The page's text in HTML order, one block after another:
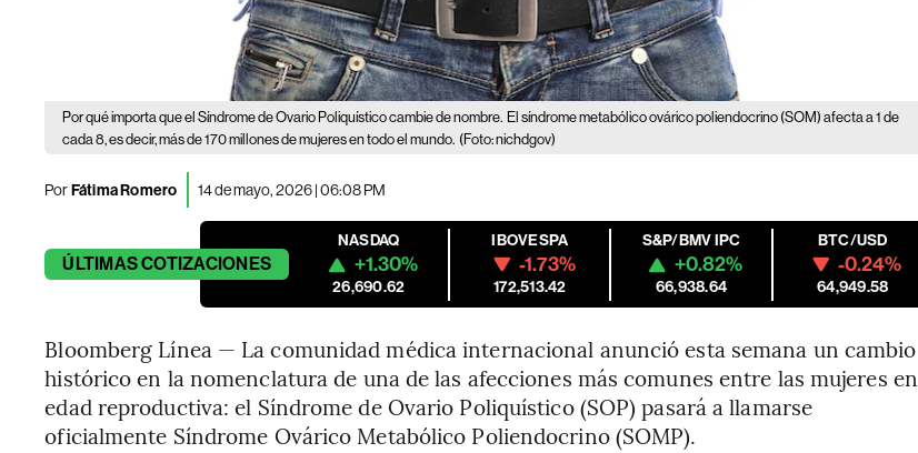
Por qué importa que el Síndrome de Ovario Poliquístico cambie de nombre. El síndrome metabólico ovárico poliendocrino (SOM) afecta a 1 de
cada 8, es decir, más de 170 millones de mujeres en todo el mundo. (Foto: nichdgov)
PorFátima Romero 14 de mayo, 2026 | 06:08 PM
ÚLTIMASCOTIZACIONES
NASDAQ
+1.30%
26,690.62
IBOVESPA
-1.73%
172,513.42
S&P/BMV IPC
+0.82%
66,938.64
BTC/USD
-0.24%
64,949.58
Bloomberg Línea — La comunidad médica internacional anunció esta semana un cambio
histórico en la nomenclatura de una de las afecciones más comunes entre las mujeres en
edad reproductiva: el Síndrome de Ovario Poliquístico (SOP) pasará a llamarse
oficialmente Síndrome Ovárico Metabólico Poliendocrino (SOMP).